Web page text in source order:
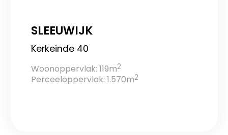
SLEEUWIJK
Kerkeinde 40
Woonoppervlak: 119m2
Perceeloppervlak: 1.570m2